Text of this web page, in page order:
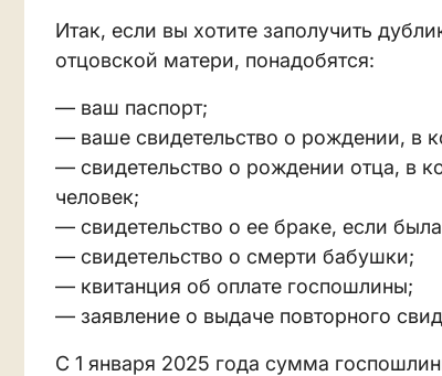
Итак, если вы хотите заполучить
отцовской матери, понадобятся:
— ваш паспорт;
— ваше свидетельство о рождении, в
— свидетельство о рождении отца, в
человек;
— свидетельство о ее браке, если
— свидетельство о смерти бабушки;
— квитанция об оплате госпошлины;
— заявление о выдаче повторного
С 1 января 2025 года сумма